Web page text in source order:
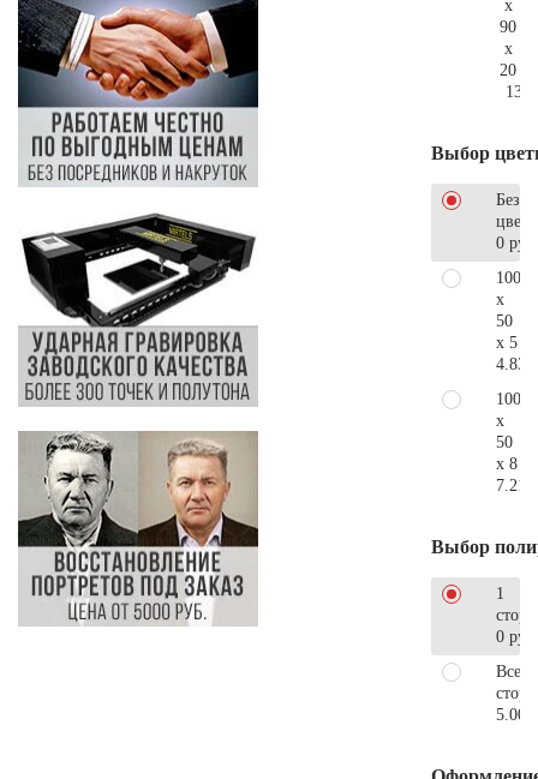
x
90
x
20
Выбор
Без
0 руб.
100
x
50
x 5
100
x
50
x 8
Выбор
1
0 руб.
Все